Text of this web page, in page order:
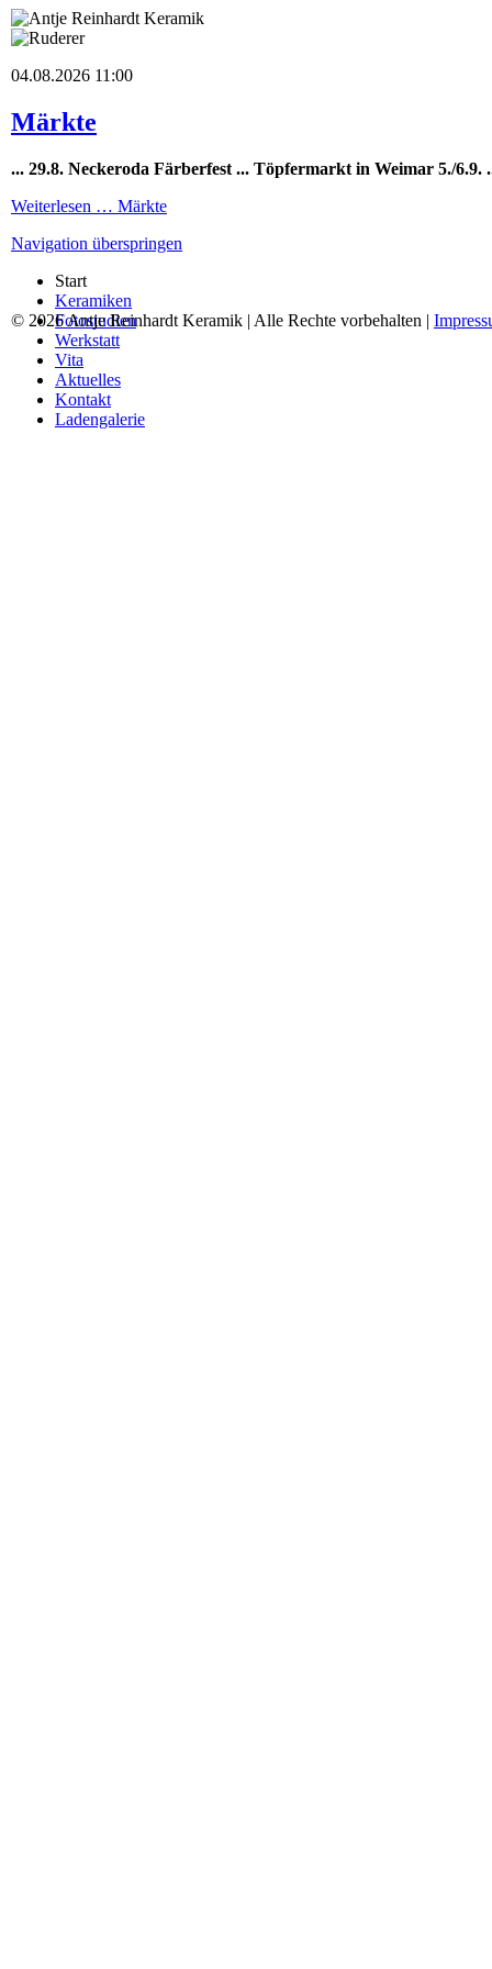
04.08.2026 11:00
Märkte
... 29.8. Neckeroda Färberfest ... Töpfermarkt in Weimar 5./6.9.
Weiterlesen … Märkte
Navigation überspringen
Start
Keramiken
Fotostudien
Werkstatt
Vita
Aktuelles
Kontakt
Ladengalerie
© 2026 Antje Reinhardt Keramik | Alle Rechte vorbehalten |